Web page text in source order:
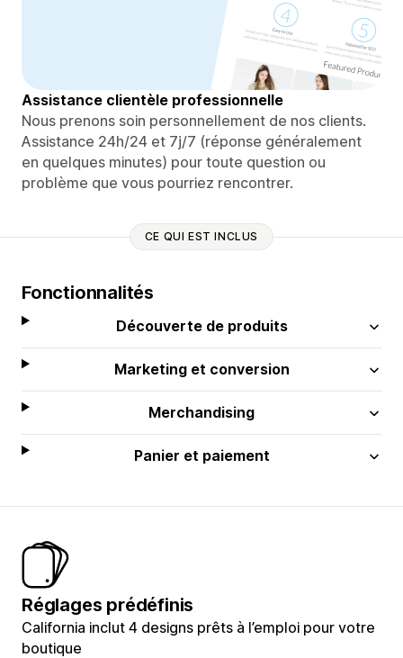
Assistance clientèle professionnelle
Nous prenons soin personnellement de nos clients.
Assistance 24h/24 et 7j/7 (réponse généralement
en quelques minutes) pour toute question ou
problème que vous pourriez rencontrer.
CE QUI EST INCLUS
Fonctionnalités
Découverte de produits
Marketing et conversion
Merchandising
Panier et paiement
Réglages prédéfinis
California inclut 4 designs prêts à l’emploi pour votre
boutique